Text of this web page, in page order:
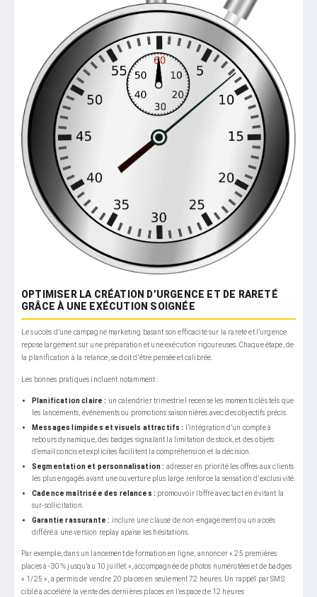
OPTIMISER LA CRÉATION D’URGENCE ET DE RARETÉ
GRÂCE À UNE EXÉCUTION SOIGNÉE
Le succès d’une campagne marketing basant son efficacité sur la rareté et l’urgence
repose largement sur une préparation et une exécution rigoureuses. Chaque étape, de
la planification à la relance, se doit d’être pensée et calibrée.
Les bonnes pratiques incluent notamment :
Planification claire : un calendrier trimestriel recense les moments clés tels que
les lancements, événements ou promotions saisonnières avec des objectifs précis.
Messages limpides et visuels attractifs :
l’intégration d’un compte à
rebours dynamique, des badges signalant la limitation de stock, et des objets
d’email concis et explicites facilitent la compréhension et la décision.
Segmentation et personnalisation : adresser en priorité les offres aux clients
les plus engagés avant une ouverture plus large renforce la sensation d’exclusivité.
Cadence maîtrisée des relances : promouvoir l’offre avec tact en évitant la
sur-sollicitation.
Garantie rassurante : inclure une clause de non-engagement ou un accès
différé à une version replay apaise les hésitations.
Par exemple, dans un lancement de formation en ligne, annoncer « 25 premières
places à -30 % jusqu’au 10 juillet », accompagnée de photos numérotées et de badges
« 1/25 », a permis de vendre 20 places en seulement 72 heures. Un rappel par SMS
ciblé a accéléré la vente des dernières places en l’espace de 12 heures